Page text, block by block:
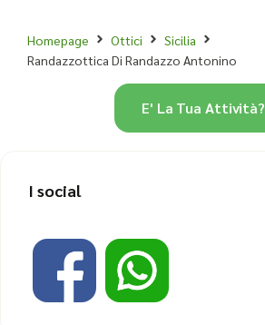
Homepage Ottici
Sicilia
Randazzottica Di Randazzo Antonino
E' La Tua Attività?
I social